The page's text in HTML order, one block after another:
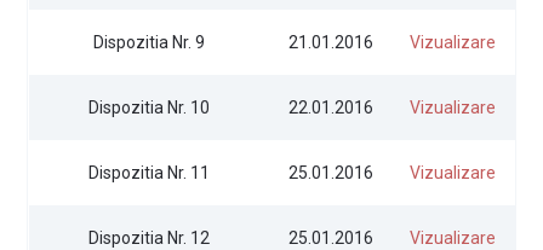
Dispozitia Nr. 9 21.01.2016 Vizualizare
Dispozitia Nr. 10 22.01.2016 Vizualizare
Dispozitia Nr. 11 25.01.2016 Vizualizare
Dispozitia Nr. 12 25.01.2016 Vizualizare